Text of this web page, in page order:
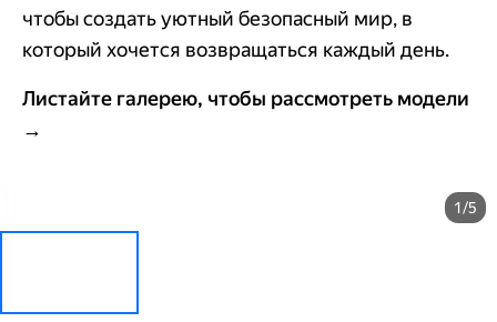
чтобы создать уютный безопасный мир, в
который хочется возвращаться каждый день.
Листайте галерею, чтобы рассмотреть модели
→
1/5